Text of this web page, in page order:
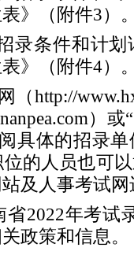
》（附件3）
录条件和计划
》（附件4）
（http://
）
具体的招录
的人员也可
及人事考试
2022年考试
政策和信息。